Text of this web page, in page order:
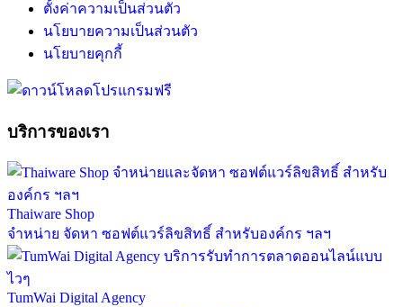
ตั้งค่าความเป็นส่วนตัว
นโยบายความเป็นส่วนตัว
นโยบายคุกกี้
บริการของเรา
Thaiware Shop
จำหน่าย จัดหา ซอฟต์แวร์ลิขสิทธิ์ สำหรับองค์กร ฯลฯ
TumWai Digital Agency